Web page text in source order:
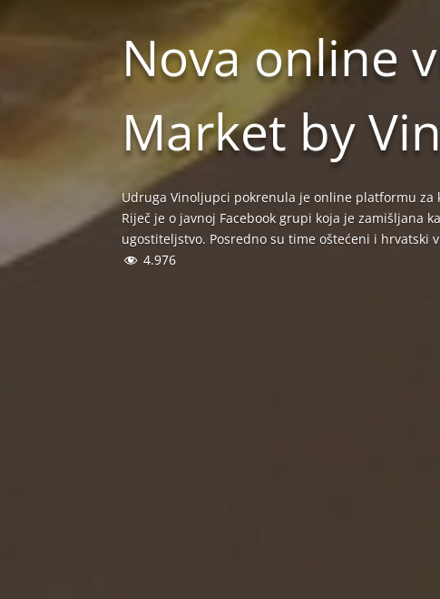
Nova online
Market by
Udruga Vinoljupci pokrenula je online platformu za
Riječ je o javnoj Facebook grupi koja je zamišljana
ugostiteljstvo. Posredno su time oštećeni i hrvatski
4.976